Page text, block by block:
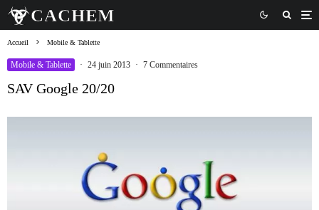
Accueil Mobile & Tablette
Mobile & Tablette · 24 juin 2013 · 7 Commentaires
SAV Google 20/20